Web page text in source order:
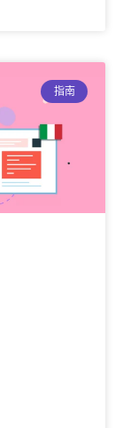
指南